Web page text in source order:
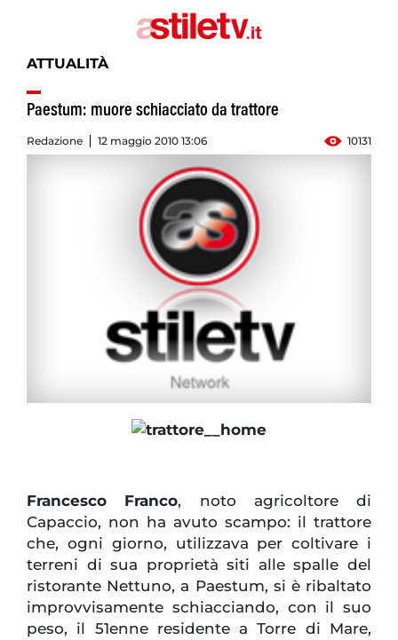
ATTUALITÀ
Paestum: muore schiacciato da trattore
Redazione 12 maggio 2010 13:06 10131
Francesco Franco, noto agricoltore di
Capaccio, non ha avuto scampo: il trattore
che, ogni giorno, utilizzava per coltivare i
terreni di sua proprietà siti alle spalle del
ristorante Nettuno, a Paestum, si è ribaltato
improvvisamente schiacciando, con il suo
peso, il 51enne residente a Torre di Mare,